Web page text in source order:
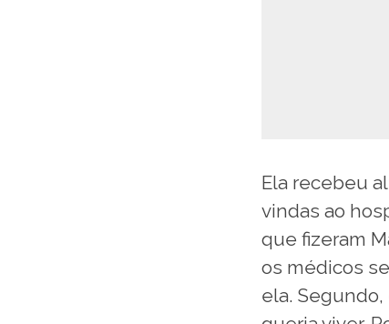
Ela recebeu
vindas ao
que fizeram
os médicos
ela.